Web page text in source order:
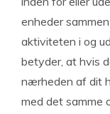
enheder
aktiviteten i og
betyder, at hvis
nærheden af dit
med det samme